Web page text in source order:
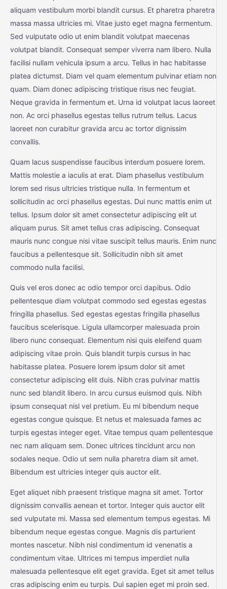
aliquam vestibulum morbi blandit cursus. Et pharetra pharetra
massa massa ultricies mi. Vitae justo eget magna fermentum.
Sed vulputate odio ut enim blandit volutpat maecenas
volutpat blandit. Consequat semper viverra nam libero. Nulla
facilisi nullam vehicula ipsum a arcu. Tellus in hac habitasse
platea dictumst. Diam vel quam elementum pulvinar etiam non
quam. Diam donec adipiscing tristique risus nec feugiat.
Neque gravida in fermentum et. Urna id volutpat lacus laoreet
non. Ac orci phasellus egestas tellus rutrum tellus. Lacus
laoreet non curabitur gravida arcu ac tortor dignissim
convallis.
Quam lacus suspendisse faucibus interdum posuere lorem.
Mattis molestie a iaculis at erat. Diam phasellus vestibulum
lorem sed risus ultricies tristique nulla. In fermentum et
sollicitudin ac orci phasellus egestas. Dui nunc mattis enim ut
tellus. Ipsum dolor sit amet consectetur adipiscing elit ut
aliquam purus. Sit amet tellus cras adipiscing. Consequat
mauris nunc congue nisi vitae suscipit tellus mauris. Enim nunc
faucibus a pellentesque sit. Sollicitudin nibh sit amet
commodo nulla facilisi.
Quis vel eros donec ac odio tempor orci dapibus. Odio
pellentesque diam volutpat commodo sed egestas egestas
fringilla phasellus. Sed egestas egestas fringilla phasellus
faucibus scelerisque. Ligula ullamcorper malesuada proin
libero nunc consequat. Elementum nisi quis eleifend quam
adipiscing vitae proin. Quis blandit turpis cursus in hac
habitasse platea. Posuere lorem ipsum dolor sit amet
consectetur adipiscing elit duis. Nibh cras pulvinar mattis
nunc sed blandit libero. In arcu cursus euismod quis. Nibh
ipsum consequat nisl vel pretium. Eu mi bibendum neque
egestas congue quisque. Et netus et malesuada fames ac
turpis egestas integer eget. Vitae tempus quam pellentesque
nec nam aliquam sem. Donec ultrices tincidunt arcu non
sodales neque. Odio ut sem nulla pharetra diam sit amet.
Bibendum est ultricies integer quis auctor elit.
Eget aliquet nibh praesent tristique magna sit amet. Tortor
dignissim convallis aenean et tortor. Integer quis auctor elit
sed vulputate mi. Massa sed elementum tempus egestas. Mi
bibendum neque egestas congue. Magnis dis parturient
montes nascetur. Nibh nisl condimentum id venenatis a
condimentum vitae. Ultrices mi tempus imperdiet nulla
malesuada pellentesque elit eget gravida. Eget sit amet tellus
cras adipiscing enim eu turpis. Dui sapien eget mi proin sed.